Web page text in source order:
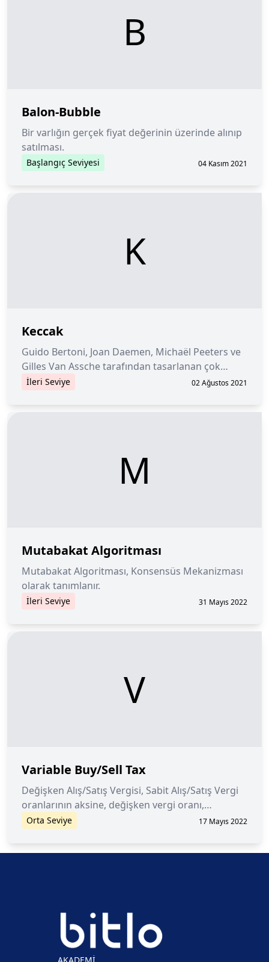
B
Balon-Bubble
Bir varlığın gerçek fiyat değerinin üzerinde alınıp
satılması.
Başlangıç Seviyesi 04 Kasım 2021
K
Keccak
Guido Bertoni, Joan Daemen, Michaël Peeters ve
Gilles Van Assche tarafından tasarlanan çok
yönlü bir şifreleme işlevi.
İleri Seviye 02 Ağustos 2021
M
Mutabakat Algoritması
Mutabakat Algoritması, Konsensüs Mekanizması
olarak tanımlanır.
İleri Seviye 31 Mayıs 2022
V
Variable Buy/Sell Tax
Değişken Alış/Satış Vergisi, Sabit Alış/Satış Vergi
oranlarının aksine, değişken vergi oranı,
sözleşme sahiplerinin vergi oranını keyfi olarak
Orta Seviye 17 Mayıs 2022